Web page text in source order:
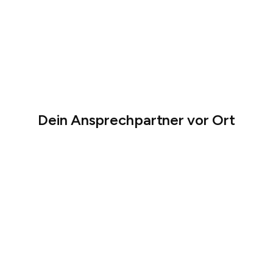
Dein Ansprechpartner vor Ort